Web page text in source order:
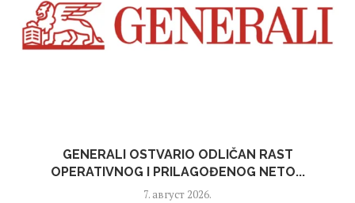
GENERALI OSTVARIO ODLIČAN RAST
OPERATIVNOG I PRILAGOĐENOG NETO...
7. август 2026.